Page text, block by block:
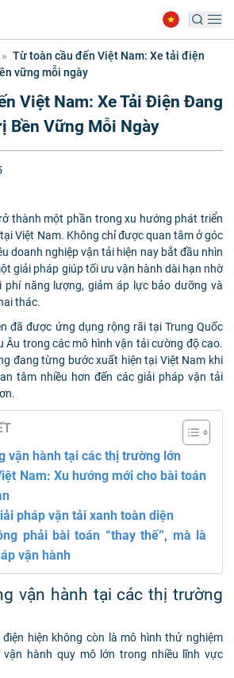
» Từ toàn cầu đến Việt Nam: Xe tải điện
vững mỗi ngày
Việt Nam: Xe Tải Điện Đang
Bền Vững Mỗi Ngày
thành một phần trong xu hướng phát triển
Việt Nam. Không chỉ được quan tâm ở góc
doanh nghiệp vận tải hiện nay bắt đầu nhìn
giải pháp giúp tối ưu vận hành dài hạn nhờ
phí năng lượng, giảm áp lực bảo dưỡng và
thác.
đã được ứng dụng rộng rãi tại Trung Quốc
Âu trong các mô hình vận tải cường độ cao.
đang từng bước xuất hiện tại Việt Nam khi
tâm nhiều hơn đến các giải pháp vận tải
vận hành tại các thị trường lớn
Nam: Xu hướng mới cho bài toán
pháp vận tải xanh toàn diện
phải bài toán “thay thế”, mà là
vận hành
vận hành tại các thị trường
điện hiện không còn là mô hình thử nghiệm
hành quy mô lớn trong nhiều lĩnh vực